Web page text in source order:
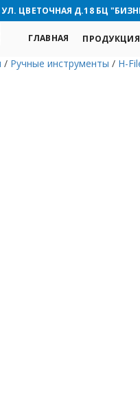
УЛ. ЦВЕТОЧНАЯ Д.18 БЦ
ГЛАВНАЯ ПРОДУКЦИЯ
/ Ручные инструменты / H-